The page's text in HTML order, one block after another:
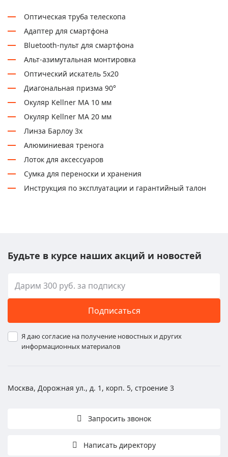
Оптическая труба телескопа
Адаптер для смартфона
Bluetooth-пульт для смартфона
Альт-азимутальная монтировка
Оптический искатель 5х20
Диагональная призма 90°
Окуляр Kellner MA 10 мм
Окуляр Kellner MA 20 мм
Линза Барлоу 3х
Алюминиевая тренога
Лоток для аксессуаров
Сумка для переноски и хранения
Инструкция по эксплуатации и гарантийный талон
Будьте в курсе наших акций и новостей
Подписаться
Я даю согласие на получение новостных и других
информационных материалов
Москва, Дорожная ул., д. 1, корп. 5, строение 3
Запросить звонок
Написать директору